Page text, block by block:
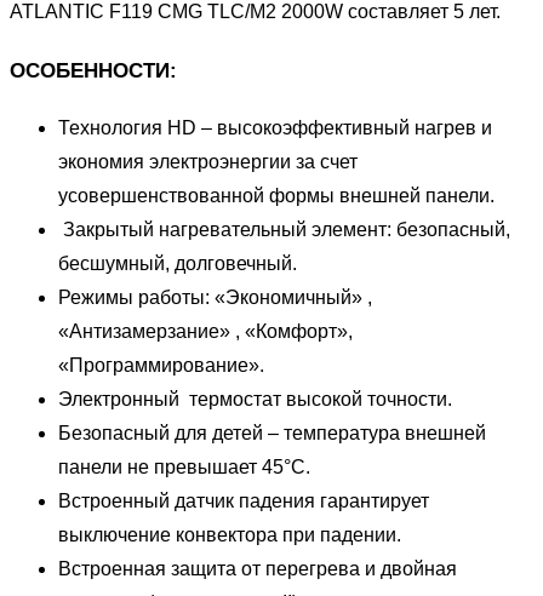
ATLANTIC F119 CMG TLC/M2 2000W составляет 5 лет.
ОСОБЕННОСТИ:
Технология HD – высокоэффективный нагрев и
экономия электроэнергии за счет
усовершенствованной формы внешней панели.
Закрытый нагревательный элемент: безопасный,
бесшумный, долговечный.
Режимы работы: «Экономичный» ,
«Антизамерзание» , «Комфорт»,
«Программирование».
Электронный термостат высокой точности.
Безопасный для детей – температура внешней
панели не превышает 45°С.
Встроенный датчик падения гарантирует
выключение конвектора при падении.
Встроенная защита от перегрева и двойная